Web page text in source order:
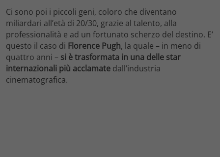
Ci sono poi i piccoli geni, coloro che diventano
miliardari all’età di 20/30, grazie al talento, alla
professionalità e ad un fortunato scherzo del destino. E’
questo il caso di Florence Pugh, la quale – in meno di
quattro anni – si è trasformata in una delle star
internazionali più acclamate dall’industria
cinematografica.